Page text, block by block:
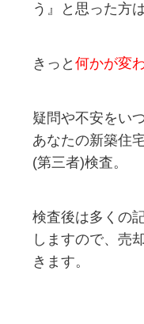
う』と思った方
きっと 何かが変
疑問や不安をい
あなたの新築住
(第三者)検査。
検査後は多くの
しますので、売
きます。